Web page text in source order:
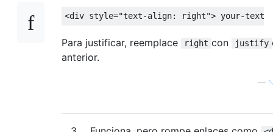
Para justificar, reemplace right con justify
anterior.
—